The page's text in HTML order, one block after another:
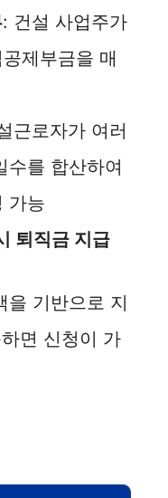
: 건설 사업주가
제부금을 매
근로자가 여러
수를 합산하여
가능
퇴직금 지급
을 기반으로 지
면 신청이 가